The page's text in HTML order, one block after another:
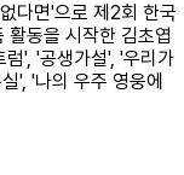
다면'으로 제2회 한국
활동을 시작한 김초엽
', '공생가설', '우리가
', '나의 우주 영웅에